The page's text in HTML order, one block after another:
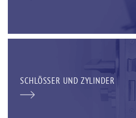
SCHLÖSSER UND ZYLINDER